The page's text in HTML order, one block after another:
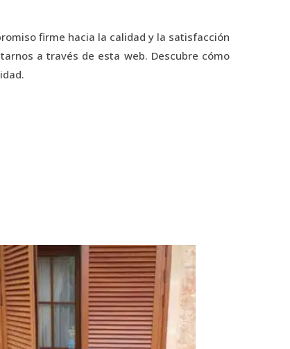
firme hacia la calidad y la satisfacción
a través de esta web. Descubre cómo